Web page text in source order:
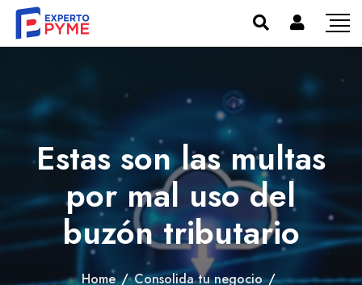
Estas son las multas
por mal uso del
buzón tributario
Home / Consolida tu negocio /